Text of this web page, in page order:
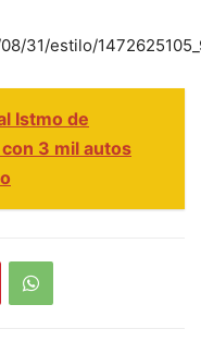
31/estilo/
Istmo de
3 mil autos